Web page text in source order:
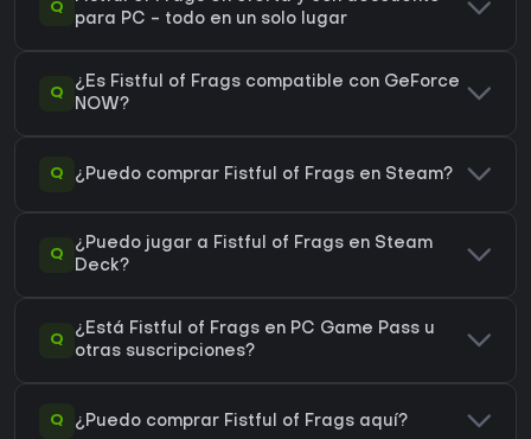
Q
para PC - todo en un solo lugar
Q
¿Es Fistful of Frags compatible con GeForce
NOW?
Q ¿Puedo comprar Fistful of Frags en Steam?
Q
¿Puedo jugar a Fistful of Frags en Steam
Deck?
Q
¿Está Fistful of Frags en PC Game Pass u
otras suscripciones?
Q ¿Puedo comprar Fistful of Frags aquí?